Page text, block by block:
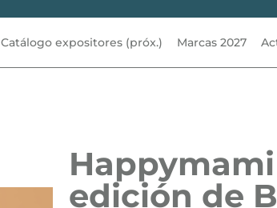
Catálogo expositores (próx.) Marcas 2027
edición de